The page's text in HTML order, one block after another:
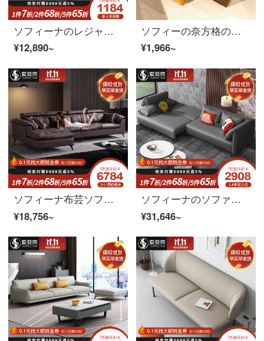
ソフィーナのレジャーチェアのシングルチェア北欧の近代的な寝室のリビングルームのソファチェアのシンプルなシングルのレジャーチェア
¥12,890~
ソフィーの奈方格の腰掛けのファッション的な皮の腰掛けのソファーの腰掛けは靴の腰掛けを交換して、店は靴の腰掛けの低い腰掛けの低い腰掛けの小さい腰掛けの実の木の低い四角の腰掛けの黄色を着ます。
¥1,966~
ソフィーナ布芸ソファー技術布無料ソファー現代簡単客間セットソフトラテックス布芸軽奢北欧極簡単沙発単人位
¥18,756~
ソフィーナのソファーベッドの意味式の軽い贅沢な科学技術布ソファーベッドオフィスのリビングバルコニーの両用ソファベッドは折り畳み式で分解して洗うことができます。
¥31,646~